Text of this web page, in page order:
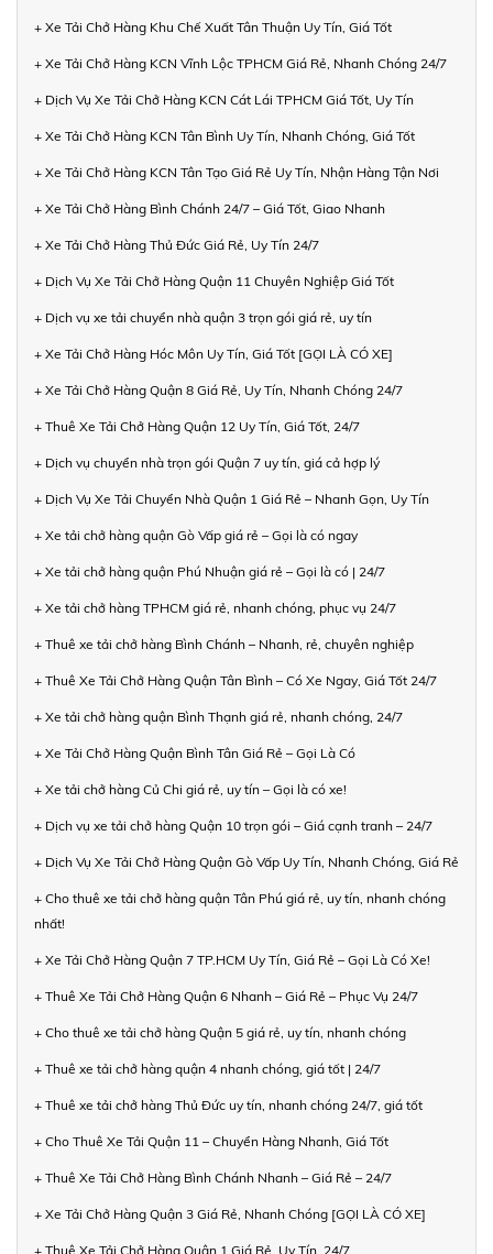
+ Xe Tải Chở Hàng Khu Chế Xuất Tân Thuận Uy Tín, Giá Tốt
+ Xe Tải Chở Hàng KCN Vĩnh Lộc TPHCM Giá Rẻ, Nhanh Chóng 24/7
+ Dịch Vụ Xe Tải Chở Hàng KCN Cát Lái TPHCM Giá Tốt, Uy Tín
+ Xe Tải Chở Hàng KCN Tân Bình Uy Tín, Nhanh Chóng, Giá Tốt
+ Xe Tải Chở Hàng KCN Tân Tạo Giá Rẻ Uy Tín, Nhận Hàng Tận Nơi
+ Xe Tải Chở Hàng Bình Chánh 24/7 – Giá Tốt, Giao Nhanh
+ Xe Tải Chở Hàng Thủ Đức Giá Rẻ, Uy Tín 24/7
+ Dịch Vụ Xe Tải Chở Hàng Quận 11 Chuyên Nghiệp Giá Tốt
+ Dịch vụ xe tải chuyển nhà quận 3 trọn gói giá rẻ, uy tín
+ Xe Tải Chở Hàng Hóc Môn Uy Tín, Giá Tốt [GỌI LÀ CÓ XE]
+ Xe Tải Chở Hàng Quận 8 Giá Rẻ, Uy Tín, Nhanh Chóng 24/7
+ Thuê Xe Tải Chở Hàng Quận 12 Uy Tín, Giá Tốt, 24/7
+ Dịch vụ chuyển nhà trọn gói Quận 7 uy tín, giá cả hợp lý
+ Dịch Vụ Xe Tải Chuyển Nhà Quận 1 Giá Rẻ – Nhanh Gọn, Uy Tín
+ Xe tải chở hàng quận Gò Vấp giá rẻ – Gọi là có ngay
+ Xe tải chở hàng quận Phú Nhuận giá rẻ – Gọi là có | 24/7
+ Xe tải chở hàng TPHCM giá rẻ, nhanh chóng, phục vụ 24/7
+ Thuê xe tải chở hàng Bình Chánh – Nhanh, rẻ, chuyên nghiệp
+ Thuê Xe Tải Chở Hàng Quận Tân Bình – Có Xe Ngay, Giá Tốt 24/7
+ Xe tải chở hàng quận Bình Thạnh giá rẻ, nhanh chóng, 24/7
+ Xe Tải Chở Hàng Quận Bình Tân Giá Rẻ – Gọi Là Có
+ Xe tải chở hàng Củ Chi giá rẻ, uy tín – Gọi là có xe!
+ Dịch vụ xe tải chở hàng Quận 10 trọn gói – Giá cạnh tranh – 24/7
+ Dịch Vụ Xe Tải Chở Hàng Quận Gò Vấp Uy Tín, Nhanh Chóng, Giá Rẻ
+ Cho thuê xe tải chở hàng quận Tân Phú giá rẻ, uy tín, nhanh chóng
nhất!
+ Xe Tải Chở Hàng Quận 7 TP.HCM Uy Tín, Giá Rẻ – Gọi Là Có Xe!
+ Thuê Xe Tải Chở Hàng Quận 6 Nhanh – Giá Rẻ – Phục Vụ 24/7
+ Cho thuê xe tải chở hàng Quận 5 giá rẻ, uy tín, nhanh chóng
+ Thuê xe tải chở hàng quận 4 nhanh chóng, giá tốt | 24/7
+ Thuê xe tải chở hàng Thủ Đức uy tín, nhanh chóng 24/7, giá tốt
+ Cho Thuê Xe Tải Quận 11 – Chuyển Hàng Nhanh, Giá Tốt
+ Thuê Xe Tải Chở Hàng Bình Chánh Nhanh – Giá Rẻ – 24/7
+ Xe Tải Chở Hàng Quận 3 Giá Rẻ, Nhanh Chóng [GỌI LÀ CÓ XE]
+ Thuê Xe Tải Chở Hàng Quận 1 Giá Rẻ, Uy Tín, 24/7